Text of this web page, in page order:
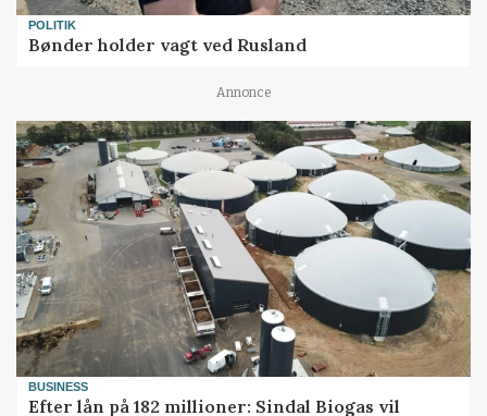
POLITIK
Bønder holder vagt ved Rusland
Annonce
BUSINESS
Efter lån på 182 millioner: Sindal Biogas vil